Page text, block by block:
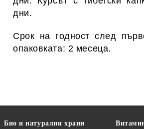
дни.
Срок на годност след
опаковката: 2 месеца.
Био и натурални храни